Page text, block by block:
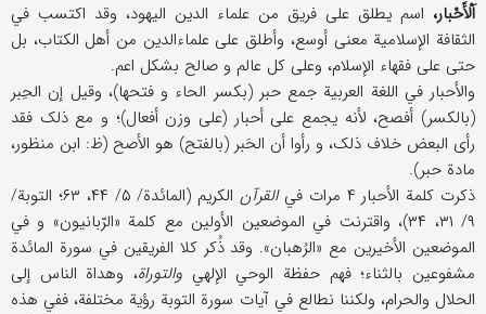
اَلْأَحْبار، اسم یطلق علی فریق من علماء الدین الیهود، وقد اکتسب في
الثقافة الإسلامیة معنی أوسع، وأطلق علی علماءالدین من أهل الکتاب، بل
حتی علی فقهاء الإسلام، وعلی کل عالم و صالح بشکل اعم.
والأحبار في اللغة العربیة جمع حبر (بکسر الحاء و فتحها)، وقیل إن الحِبر
(بالکسر) أفصح، لأنه یجمع علی أحبار (علی وزن أفعال)؛ و مع ذلک فقد
رأی البعض خلاف ذلک، و رأوا أن الحَبر (بالفتح) هو الأصح (ظ: ابن منظور،
مادة حبر).
ذکرت کلمة الأحبار ۴ مرات في
القرآن
الکریم (المائدة/ ۵/ ۴۴، ۶۳؛ التوبة/
۹/ ۳۱، ۳۴)، واقترنت في الموضعین الأولین مع کلمة «الرّبانیون» و في
الموضعین الأخیرین مع «الرُهبان». وقد ذُکر کلا الفریقین في سورة المائدة
مشفوعین بالثناء؛ فهم حفظة الوحي الإلهي والتوراة، وهداة الناس إلی
الحلال والحرام، ولکننا نطالع في آیات سورة التوبة رؤیة مختلفة، ففي هذه